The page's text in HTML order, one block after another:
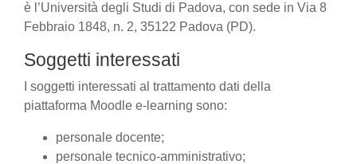
è l’Università degli Studi di Padova, con sede in Via 8
Febbraio 1848, n. 2, 35122 Padova (PD).
Soggetti interessati
I soggetti interessati al trattamento dati della
piattaforma Moodle e-learning sono:
personale docente;
personale tecnico-amministrativo;